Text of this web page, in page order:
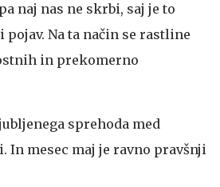
naj nas ne skrbi, saj je to
Na ta način se rastline
in prekomerno
sprehoda med
In mesec maj je ravno pravšnji